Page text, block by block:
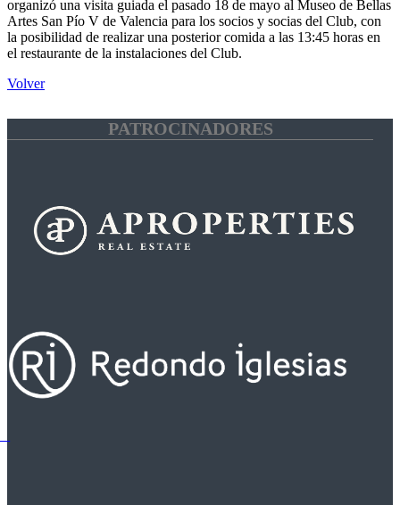
organizó una visita guiada el pasado 18 de mayo al Museo de Bellas
Artes San Pío V de Valencia para los socios y socias del Club, con
la posibilidad de realizar una posterior comida a las 13:45 horas en
el restaurante de la instalaciones del Club.
Volver
PATROCINADORES